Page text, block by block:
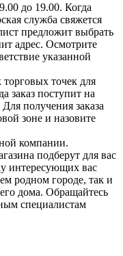
до 19.00. Когда
служба свяжется
предложит выбрать
адрес. Осмотрите
указанной
точек для
заказ поступит на
получения заказа
зоне и назовите
компании.
подберут для вас
интересующих вас
родном городе, так и
дома. Обращайтесь
специалистам